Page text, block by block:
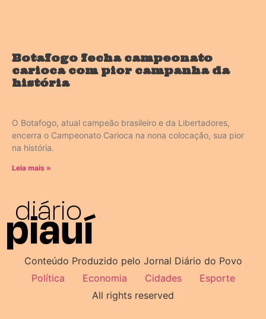
Botafogo fecha campeonato
carioca com pior campanha da
história
O Botafogo, atual campeão brasileiro e da Libertadores,
encerra o Campeonato Carioca na nona colocação, sua pior
na história.
Leia mais »
Conteúdo Produzido pelo Jornal Diário do Povo
Política
Economia Cidades
Esporte
All rights reserved